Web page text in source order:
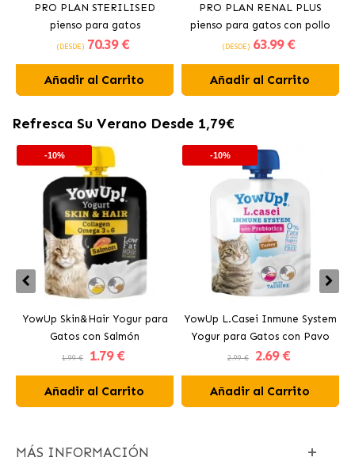
PRO PLAN STERILISED
pienso para gatos
esterilizados con Pavo
(DESDE) 70.39 €
Añadir al Carrito
PRO PLAN RENAL PLUS
pienso para gatos con pollo
(DESDE) 63.99 €
Añadir al Carrito
Refresca Su Verano Desde 1,79€
-10%
YowUp Skin&Hair Yogur para
Gatos con Salmón
1.99 € 1.79 €
Añadir al Carrito
-10%
YowUp L.Casei Inmune System
Yogur para Gatos con Pavo
2.99 € 2.69 €
Añadir al Carrito
MÁS INFORMACIÓN